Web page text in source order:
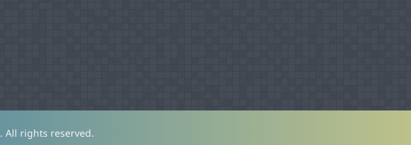
. All rights reserved.